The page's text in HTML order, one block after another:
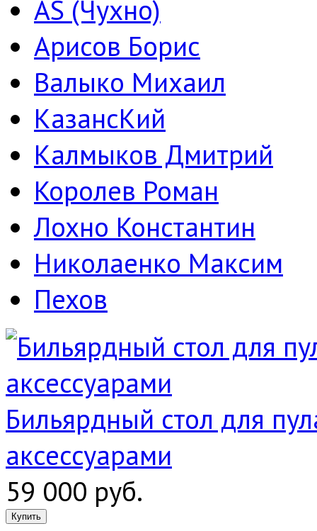
AS (Чухно)
Арисов Борис
Валыко Михаил
КазансКий
Калмыков Дмитрий
Королев Роман
Лохно Константин
Николаенко Максим
Пехов
Бильярдный стол для
аксессуарами
59 000 руб.